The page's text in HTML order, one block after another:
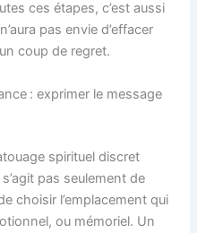
ces étapes, c’est aussi
pas envie d’effacer
coup de regret.
: exprimer le message
spirituel discret
pas seulement de
choisir l’emplacement qui
ou mémoriel. Un